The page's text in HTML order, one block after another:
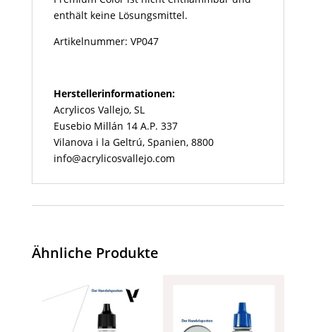
enthält keine Lösungsmittel.
Artikelnummer: VP047
Herstellerinformationen:
Acrylicos Vallejo, SL
Eusebio Millán 14 A.P. 337
Vilanova i la Geltrú, Spanien, 8800
info@acrylicosvallejo.com
Ähnliche Produkte